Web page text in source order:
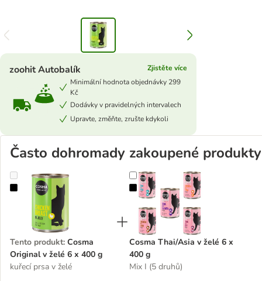
zoohit Autobalík
Zjistěte více
Minimální hodnota objednávky 299
Kč
Dodávky v pravidelných intervalech
Upravte, změňte, zrušte kdykoli
Často dohromady zakoupené produkty
Cosma Original v želé 6 x 400 g
Tento produkt: Cosma
Original v želé 6 x 400 g
kuřecí prsa v želé
Cosma Thai/Asia v želé 6 x 400 g
Cosma Thai/Asia v želé 6 x
400 g
Mix I (5 druhů)